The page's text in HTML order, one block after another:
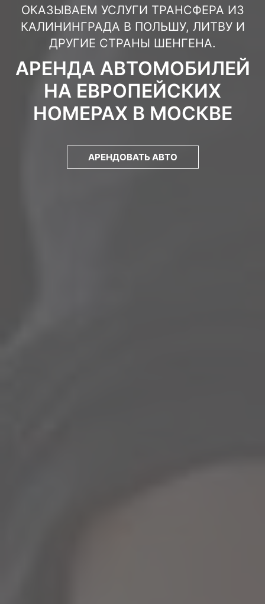
ОКАЗЫВАЕМ УСЛУГИ ТРАНСФЕРА ИЗ
КАЛИНИНГРАДА В ПОЛЬШУ, ЛИТВУ И
ДРУГИЕ СТРАНЫ ШЕНГЕНА.
АРЕНДА АВТОМОБИЛЕЙ
НА ЕВРОПЕЙСКИХ
НОМЕРАХ В МОСКВЕ
АРЕНДОВАТЬ АВТО